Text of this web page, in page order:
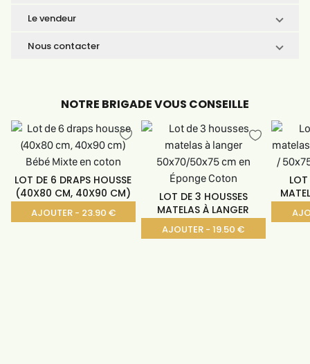
Le vendeur
Nous contacter
NOTRE BRIGADE VOUS CONSEILLE
LOT DE 6 DRAPS HOUSSE
(40X80 CM, 40X90 CM)
AJOUTER - 23.90 €
LOT DE 3 HOUSSES
MATELAS À LANGER
AJOUTER - 19.50 €